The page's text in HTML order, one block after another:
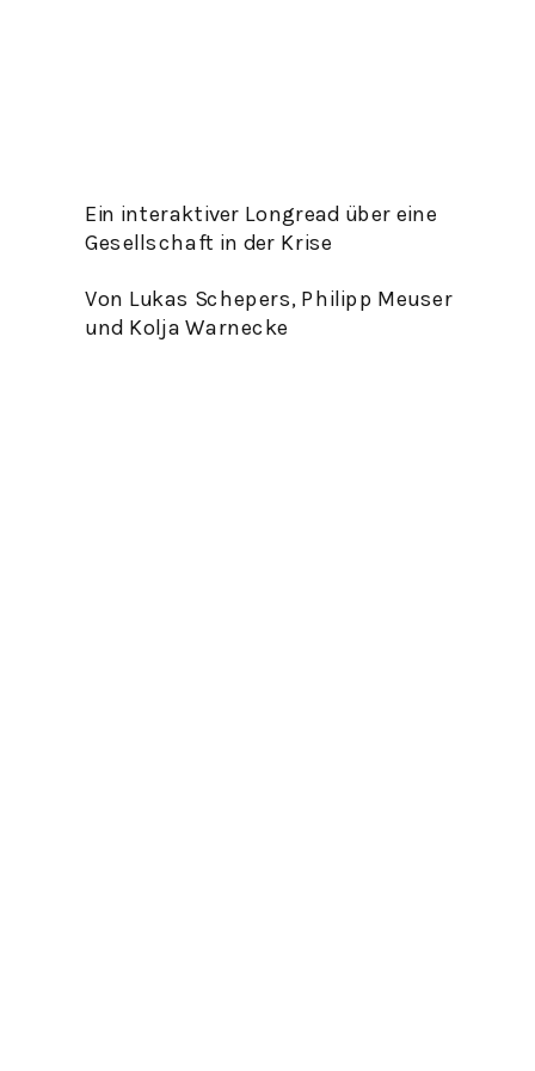
Ein interaktiver Longread über eine
Gesellschaft in der Krise
Von Lukas Schepers, Philipp Meuser
und Kolja Warnecke